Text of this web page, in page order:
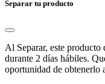
Separar tu producto
Al Separar, este producto
durante 2 días hábiles.
oportunidad de obtenerlo